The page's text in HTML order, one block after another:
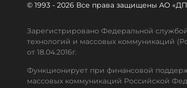
© 1993 - 2026 Все права защищены АО
Зарегистрировано Федеральной
технологий и массовых коммуникаций
от 18.04.2016г.
Функционирует при финансовой
массовых коммуникаций Российской